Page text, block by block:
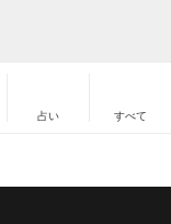
占い すべて